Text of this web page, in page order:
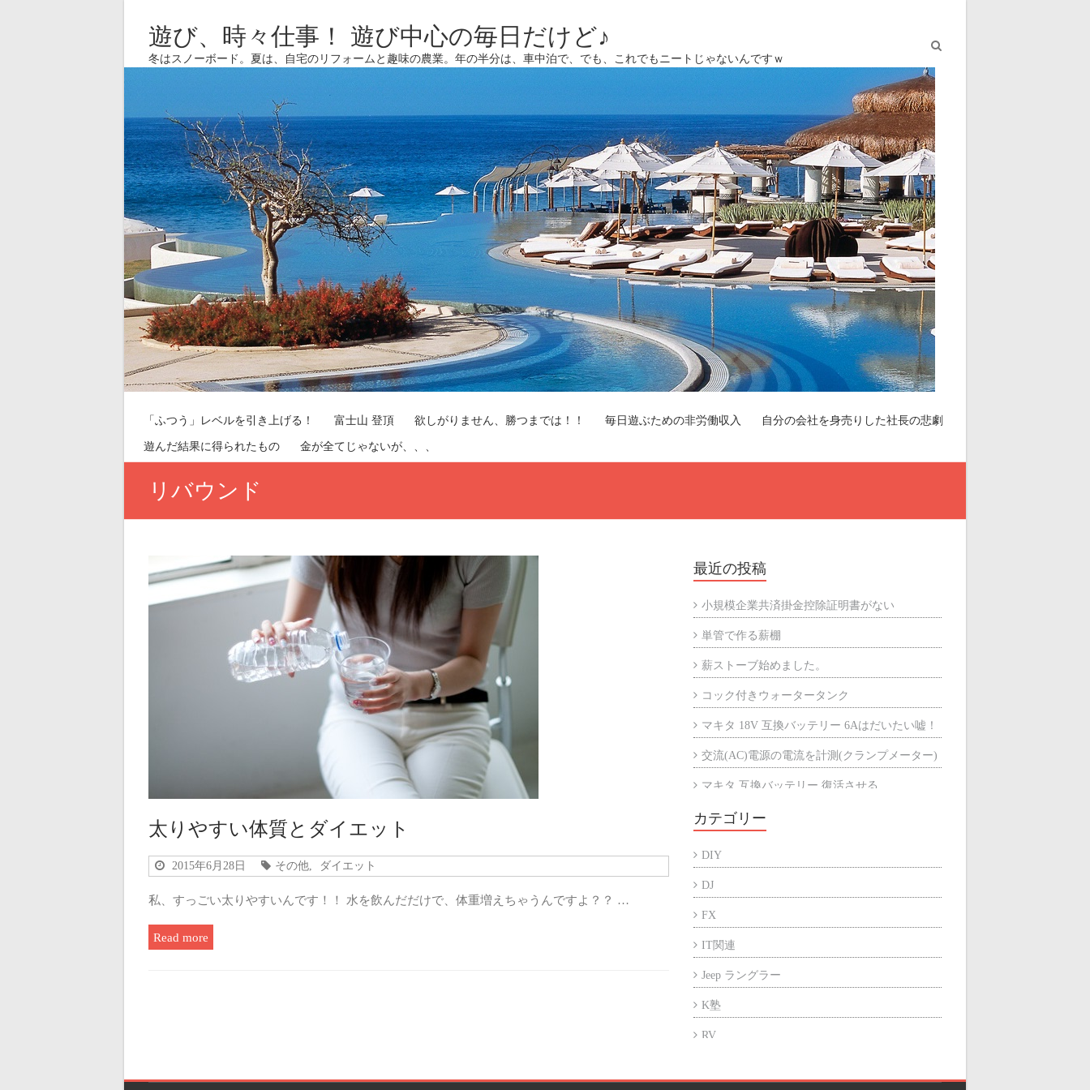
遊び、時々仕事！ 遊び中心の毎日だけど♪
冬はスノーボード。夏は、自宅のリフォームと趣味の農業。年の半分は、車中泊で、でも、これでもニートじゃないんですｗ
「ふつう」レベルを引き上げる！ 富士山 登頂 欲しがりません、勝つまでは！！ 毎日遊ぶための非労働収入 自分の会社を身売りした社長の悲劇
遊んだ結果に得られたもの 金が全てじゃないが、、、
リバウンド
太りやすい体質とダイエット
2015年6月28日 その他 ダイエット
私、すっごい太りやすいんです！！ 水を飲んだだけで、体重増えちゃうんですよ？？ …
Read more
最近の投稿
小規模企業共済掛金控除証明書がない
単管で作る薪棚
薪ストーブ始めました。
コック付きウォータータンク
マキタ 18V 互換バッテリー 6Aはだいたい嘘！
交流(AC)電源の電流を計測(クランプメーター)
マキタ 互換バッテリー 復活させる
マキタ 互換バッテリーが充電できない
カテゴリー
DIY
DJ
FX
IT関連
Jeep ラングラー
K塾
RV